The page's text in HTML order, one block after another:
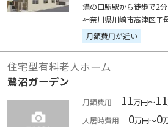
溝の口駅駅から徒歩で2分
神奈川県川崎市高津区子
月額費用が近い
住宅型有料老人ホーム
鷺沼ガーデン
月額費用 11万円～11
入居時費用
0万円～0